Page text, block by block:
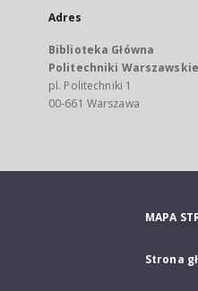
Adres
Biblioteka Główna
Politechniki
pl. Politechniki 1
00-661 Warszawa
MAPA
Strona